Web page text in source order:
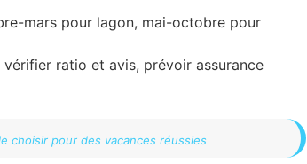
mars pour lagon, mai-octobre pour
ratio et avis, prévoir assurance
choisir pour des vacances réussies